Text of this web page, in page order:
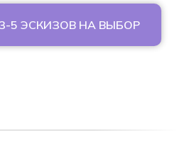
5 ЭСКИЗОВ НА ВЫБОР